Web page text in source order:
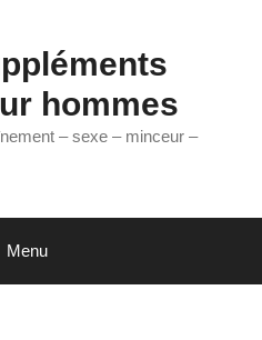
hommes
– sexe – minceur –
Menu